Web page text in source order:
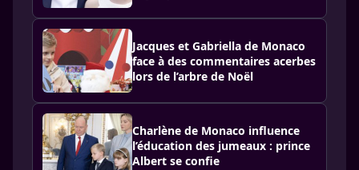
Jacques et Gabriella de Monaco
face à des commentaires acerbes
lors de l’arbre de Noël
Charlène de Monaco influence
l’éducation des jumeaux : prince
Albert se confie